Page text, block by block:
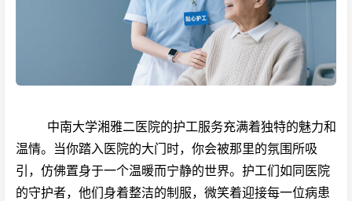
中南大学湘雅二医院的护工服务充满着独特的魅力和
温情。当你踏入医院的大门时，你会被那里的氛围所吸
引，仿佛置身于一个温暖而宁静的世界。护工们如同医院
的守护者，他们身着整洁的制服，微笑着迎接每一位病患